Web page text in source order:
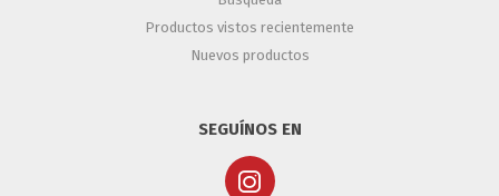
Productos vistos recientemente
Nuevos productos
SEGUÍNOS EN